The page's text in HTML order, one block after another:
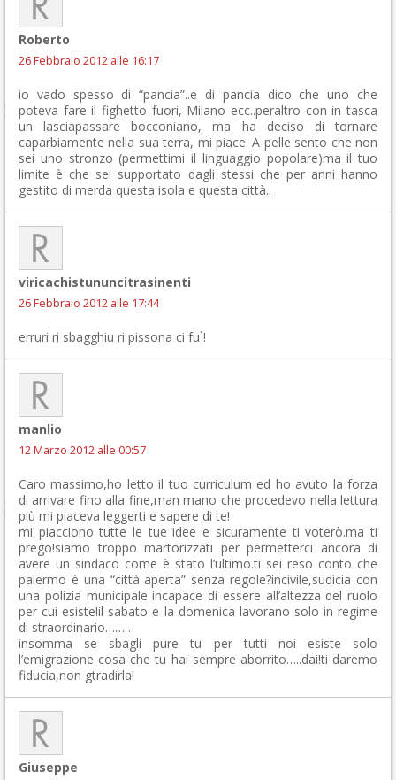
Roberto
26 Febbraio 2012 alle 16:17
io vado spesso di “pancia”..e di pancia dico che uno che
poteva fare il fighetto fuori, Milano ecc..peraltro con in tasca
un lasciapassare bocconiano, ma ha deciso di tornare
caparbiamente nella sua terra, mi piace. A pelle sento che non
sei uno stronzo (permettimi il linguaggio popolare)ma il tuo
limite è che sei supportato dagli stessi che per anni hanno
gestito di merda questa isola e questa città..
viricachistununcitrasinenti
26 Febbraio 2012 alle 17:44
erruri ri sbagghiu ri pissona ci fu`!
manlio
12 Marzo 2012 alle 00:57
Caro massimo,ho letto il tuo curriculum ed ho avuto la forza
di arrivare fino alla fine,man mano che procedevo nella lettura
più mi piaceva leggerti e sapere di te!
mi piacciono tutte le tue idee e sicuramente ti voterò.ma ti
prego!siamo troppo martorizzati per permetterci ancora di
avere un sindaco come è stato l’ultimo.ti sei reso conto che
palermo è una “città aperta” senza regole?incivile,sudicia con
una polizia municipale incapace di essere all’altezza del ruolo
per cui esiste!il sabato e la domenica lavorano solo in regime
di straordinario………
insomma se sbagli pure tu per tutti noi esiste solo
l’emigrazione cosa che tu hai sempre aborrito…..dai!ti daremo
fiducia,non gtradirla!
Giuseppe